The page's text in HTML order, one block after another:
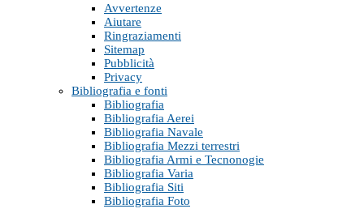
Avvertenze
Aiutare
Ringraziamenti
Sitemap
Pubblicità
Privacy
Bibliografia e fonti
Bibliografia
Bibliografia Aerei
Bibliografia Navale
Bibliografia Mezzi terrestri
Bibliografia Armi e Tecnonogie
Bibliografia Varia
Bibliografia Siti
Bibliografia Foto